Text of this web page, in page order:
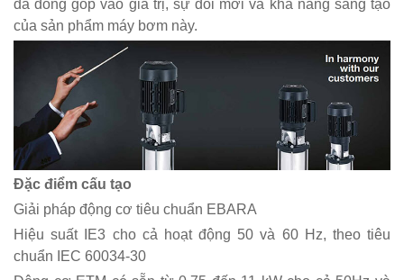
đã đóng góp vào giá trị, sự đổi mới và khả năng sáng tạo
của sản phẩm máy bơm này.
Đặc điểm cấu tạo
Giải pháp động cơ tiêu chuẩn EBARA
Hiệu suất IE3 cho cả hoạt động 50 và 60 Hz, theo tiêu
chuẩn IEC 60034-30